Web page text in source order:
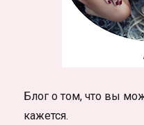
Блог о том, что вы
кажется.